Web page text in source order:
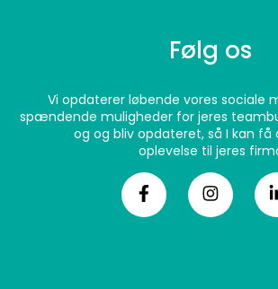
Følg os
Vi opdaterer løbende vores sociale
spændende muligheder for jeres
og og bliv opdateret, så I kan få
oplevelse til jeres